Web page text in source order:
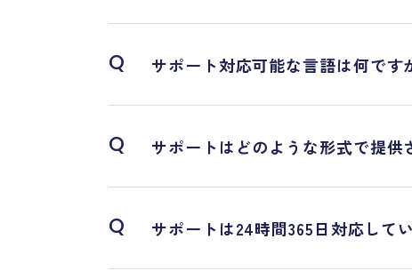
Q サポート対応可能な言語は何です
Q サポートはどのような形式で提
Q サポートは24時間365日対応して